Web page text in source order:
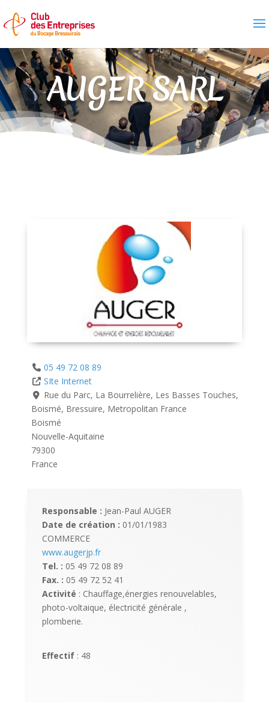
AUGER SARL
05 49 72 08 89
SIte Internet
Rue du Parc, La Bourrelière, Les Basses Touches,
Boismé, Bressuire, Metropolitan France
Boismé
Nouvelle-Aquitaine
79300
France
Responsable : Jean-Paul AUGER
Date de création : 01/01/1983
COMMERCE
www.augerjp.fr
Tel. : 05 49 72 08 89
Fax. : 05 49 72 52 41
Activité : Chauffage,énergies renouvelables,
photo-voltaique, électricité générale ,
plomberie.
Effectif : 48